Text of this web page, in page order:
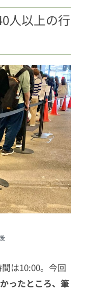
人以上の行
は10:00。今回
ったところ、筆